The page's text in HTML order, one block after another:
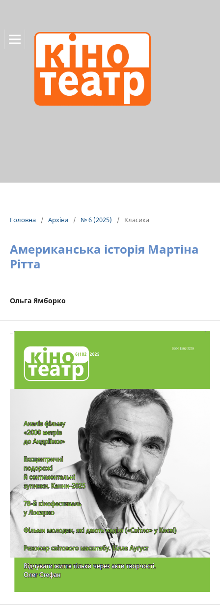
Головна / Архіви / № 6 (2025) / Класика
Американська історія Мартіна
Рітта
Ольга Ямборко